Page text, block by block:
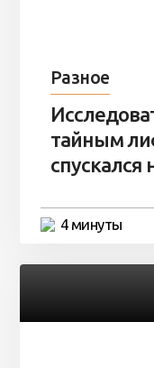
Разное
тайным
спускался
4 минуты